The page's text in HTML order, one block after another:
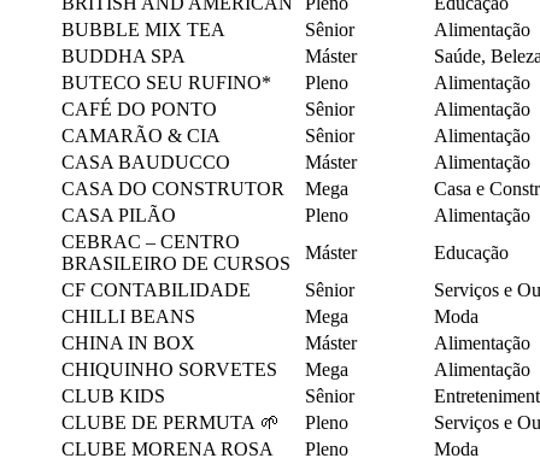
BUBBLE MIX TEA
Sênior
Alimentação
BUDDHA SPA
Máster
Saúde,
BUTECO SEU RUFINO*
Pleno
Alimentação
CAFÉ DO PONTO
Sênior
Alimentação
CAMARÃO & CIA
Sênior
Alimentação
CASA BAUDUCCO
Máster
Alimentação
CASA DO CONSTRUTOR
Mega
Casa e
CASA PILÃO
Pleno
Alimentação
CEBRAC – CENTRO
BRASILEIRO DE CURSOS
Máster
Educação
CF CONTABILIDADE
Sênior
Serviços e
CHILLI BEANS
Mega
Moda
CHINA IN BOX
Máster
Alimentação
CHIQUINHO SORVETES
Mega
Alimentação
CLUB KIDS
Sênior
CLUBE DE PERMUTA 🌱
Pleno
Serviços e
CLUBE MORENA ROSA
Pleno
Moda